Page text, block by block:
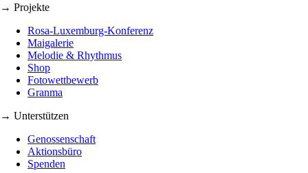
→ Projekte
Rosa-Luxemburg-Konferenz
Maigalerie
Melodie & Rhythmus
Shop
Fotowettbewerb
Granma
→ Unterstützen
Genossenschaft
Aktionsbüro
Spenden